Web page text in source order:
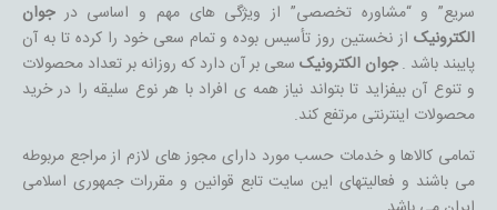
تمامی کالاها و خدمات حسب مورد دارای مجوز های لازم از مراجع مربوطه
می باشند و فعالیتهای این سایت تابع قوانین و مقررات جمهوری اسلامی
ایران می باشد.
فروشگاه اینترنتی آوادا پروشاپ پلاس یک فروشگاه اینترنتی کامل است که توسط
قالب قدرتمند آوادا طراحی شده است.